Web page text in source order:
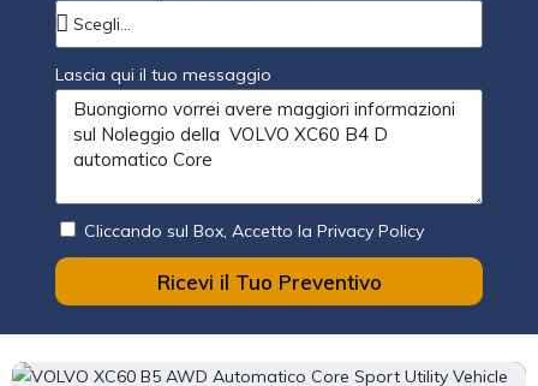
Lascia qui il tuo messaggio
Cliccando sul Box, Accetto la Privacy Policy
Ricevi il Tuo Preventivo